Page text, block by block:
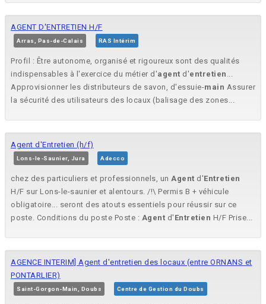
AGENT D'ENTRETIEN H/F
Arras, Pas-de-Calais RAS Intérim
Profil : Être autonome, organisé et rigoureux sont des qualités
indispensables à l'exercice du métier d'agent d'entretien ...
Approvisionner les distributeurs de savon, d'essuie-main Assurer
la sécurité des utilisateurs des locaux (balisage des zones...
Agent d'Entretien (h/f)
Lons-le-Saunier, Jura Adecco
chez des particuliers et professionnels, un Agent d'Entretien
H/F sur Lons-le-saunier et alentours. /!\ Permis B + véhicule
obligatoire... seront des atouts essentiels pour réussir sur ce
poste. Conditions du poste Poste : Agent d' Entretien H/F Prise...
AGENCE INTERIM] Agent d'entretien des locaux (entre ORNANS et
PONTARLIER)
Saint-Gorgon-Main, Doubs Centre de Gestion du Doubs